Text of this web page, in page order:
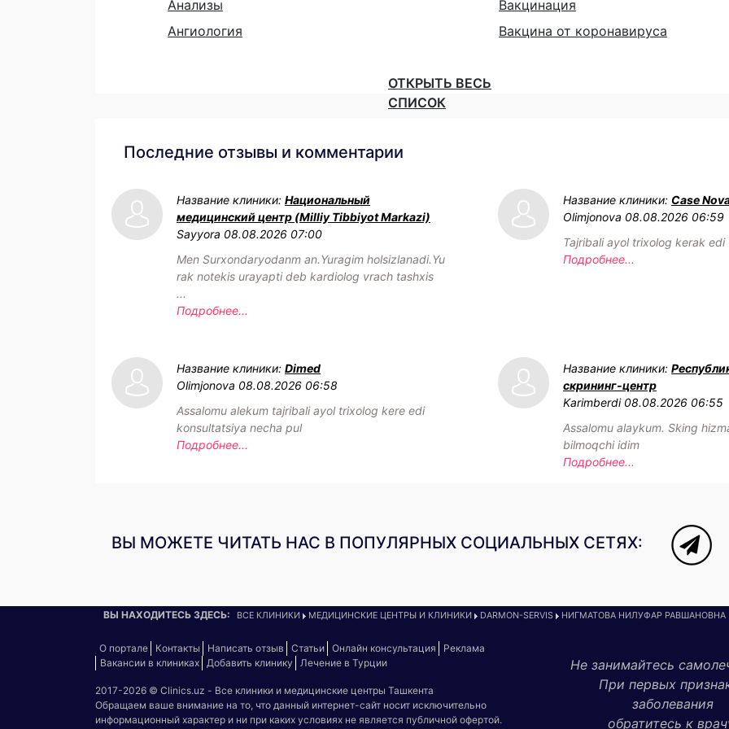
Анализы
Ангиология
Вакцинация
Вакцина от коронавируса
ОТКРЫТЬ ВЕСЬ
СПИСОК
Последние отзывы и комментарии
Название клиники: Национальный
медицинский центр (Milliy Tibbiyot Markazi)
Sayyora 08.08.2026 07:00
Men Surxondaryodanm an.Yuragim holsizlanadi.Yu
rak notekis urayapti deb kardiolog vrach tashxis
...
Подробнее...
Название клиники: Case
Olimjonova 08.08.2026 06:59
Tajribali ayol trixolog kerak edi
Подробнее...
Название клиники: Dimed
Olimjonova 08.08.2026 06:58
Assalomu alekum tajribali ayol trixolog kere edi
konsultatsiya necha pul
Подробнее...
Название клиники:
скрининг-центр
Karimberdi 08.08.2026 06:55
Assalomu alaykum. Sking
bilmoqchi idim
Подробнее...
ВЫ МОЖЕТЕ ЧИТАТЬ НАС В ПОПУЛЯРНЫХ СОЦИАЛЬНЫХ СЕТЯХ:
ВЫ НАХОДИТЕСЬ ЗДЕСЬ: ВСЕ КЛИНИКИ МЕДИЦИНСКИЕ ЦЕНТРЫ И КЛИНИКИ DARMON-SERVIS НИГМАТОВА НИЛУФАР РАВШАНОВНА
О портале Контакты Написать отзыв Статьи Онлайн консультация
Реклама
Вакансии в клиниках Добавить клинику Лечение в Турции
2017-2026 © Clinics.uz - Все клиники и медицинские центры Ташкента
Обращаем ваше внимание на то, что данный интернет-сайт носит исключительно
информационный характер и ни при каких условиях не является публичной офертой.
Не занимайтесь
При первых
заболевания
обратитесь к